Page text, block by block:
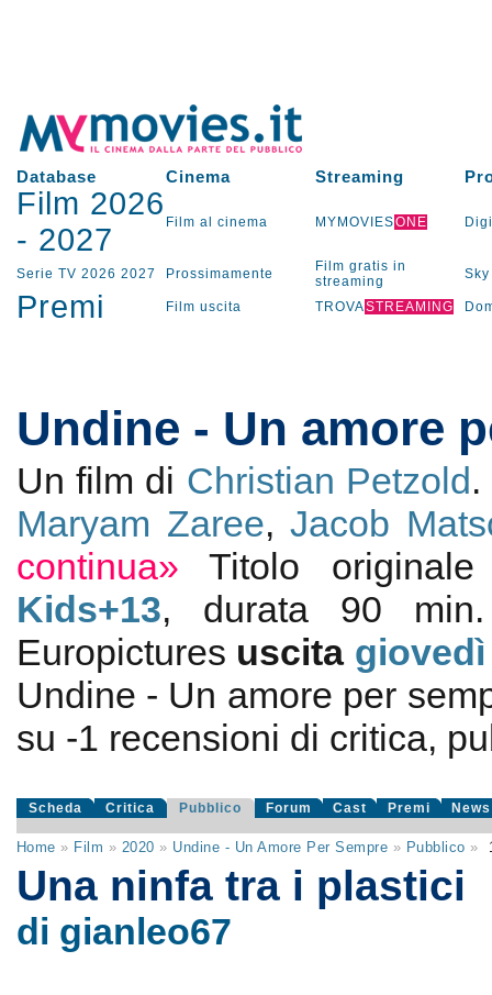
Database Cinema Streaming
Film 2026
- 2027 Film al cinema MYMOVIESONE
Serie TV 2026 2027 Prossimamente
Film gratis in
streaming
Sky
Premi Film uscita TROVASTREAMING
Undine - Un amore
Un film di Christian Petzold
Maryam Zaree,Jacob
continua»
Titolo
Kids+13, durata 90
Europictures uscita giovedì
Undine - Un amore per
su -1 recensioni di critica,
Scheda Critica Pubblico Forum Cast Premi News
Home » Film » 2020 » Undine - Un Amore Per Sempre » Pubblico »
Una ninfa tra i plastici
di gianleo67